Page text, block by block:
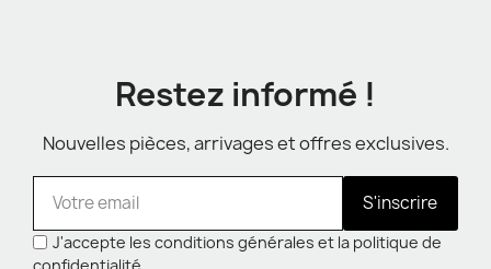
Restez informé !
Nouvelles pièces, arrivages et offres exclusives.
S'inscrire
J'accepte les conditions générales et la politique de